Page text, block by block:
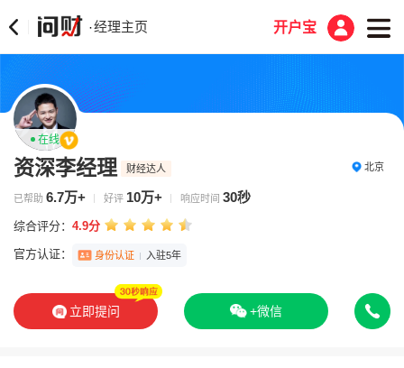
·经理主页 开户宝
在线
资深李经理 财经达人 北京
已帮助 6.7万+ 好评 10万+ 响应时间 30秒
综合评分： 4.9分
官方认证： 身份认证 入驻5年
立即提问 +微信